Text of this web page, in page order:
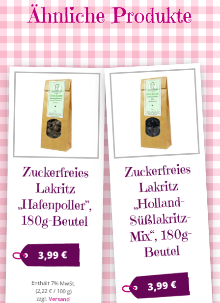
Ähnliche Produkte
Zuckerfreies
Lakritz
„Hafenpoller“,
180g-Beutel
3,99€
Enthält 7% MwSt.
(2,22€/ 100 g)
zzgl.Versand
Zuckerfreies
Lakritz
„Holland-
Süßlakritz-
Mix“, 180g-
Beutel
3,99€